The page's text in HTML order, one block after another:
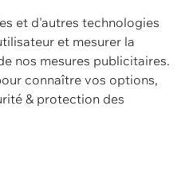
et d'autres technologies
et mesurer la
nos mesures publicitaires.
connaître vos options,
& protection des